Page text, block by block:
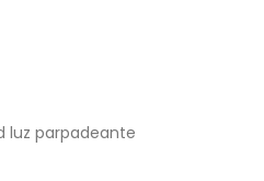
luz parpadeante